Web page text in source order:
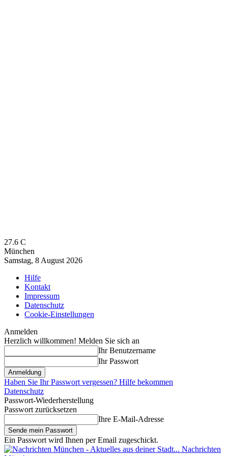
27.6 C
München
Samstag, 8 August 2026
Hilfe
Kontakt
Impressum
Datenschutz
Cookie-Einstellungen
Anmelden
Herzlich willkommen! Melden Sie sich an
Ihr Benutzername
Ihr Passwort
Haben Sie Ihr Passwort vergessen? Hilfe bekommen
Datenschutz
Passwort-Wiederherstellung
Passwort zurücksetzen
Ihre E-Mail-Adresse
Ein Passwort wird Ihnen per Email zugeschickt.
Nachrichten